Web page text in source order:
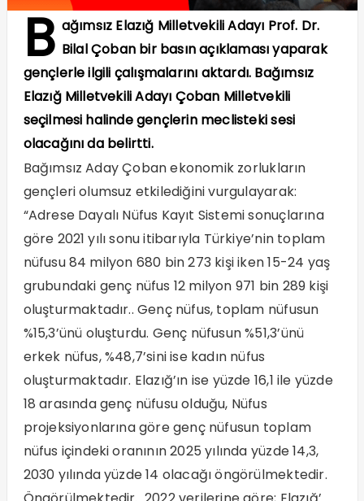
B ağımsız Elazığ Milletvekili Adayı Prof. Dr.
Bilal Çoban bir basın açıklaması yaparak
gençlerle ilgili çalışmalarını aktardı. Bağımsız
Elazığ Milletvekili Adayı Çoban Milletvekili
seçilmesi halinde gençlerin meclisteki sesi
olacağını da belirtti.
Bağımsız Aday Çoban ekonomik zorlukların
gençleri olumsuz etkilediğini vurgulayarak:
“Adrese Dayalı Nüfus Kayıt Sistemi sonuçlarına
göre 2021 yılı sonu itibarıyla Türkiye’nin toplam
nüfusu 84 milyon 680 bin 273 kişi iken 15-24 yaş
grubundaki genç nüfus 12 milyon 971 bin 289 kişi
oluşturmaktadır.. Genç nüfus, toplam nüfusun
%15,3’ünü oluşturdu. Genç nüfusun %51,3’ünü
erkek nüfus, %48,7’sini ise kadın nüfus
oluşturmaktadır. Elazığ’ın ise yüzde 16,1 ile yüzde
18 arasında genç nüfusu olduğu, Nüfus
projeksiyonlarına göre genç nüfusun toplam
nüfus içindeki oranının 2025 yılında yüzde 14,3,
2030 yılında yüzde 14 olacağı öngörülmektedir.